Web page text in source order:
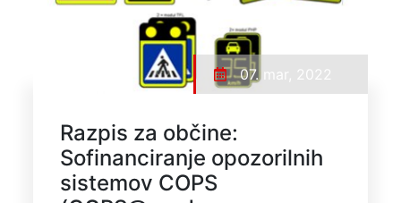
07. mar, 2022
Razpis za občine:
Sofinanciranje opozorilnih
sistemov COPS